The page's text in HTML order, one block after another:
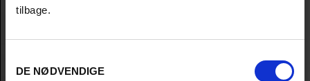
tilbage.
DE NØDVENDIGE